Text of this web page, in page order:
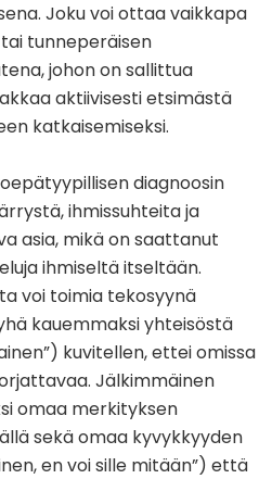
Joku voi ottaa vaikkapa
tunneperäisen
johon on sallittua
aktiivisesti etsimästä
katkaisemiseksi.
diagnoosin
ihmissuhteita ja
asia, mikä on saattanut
ihmiseltä itseltään.
voi toimia tekosyynä
kauemmaksi yhteisöstä
kuvitellen, ettei omissa
Jälkimmäinen
omaa merkityksen
sekä omaa kyvykkyyden
en voi sille mitään”) että